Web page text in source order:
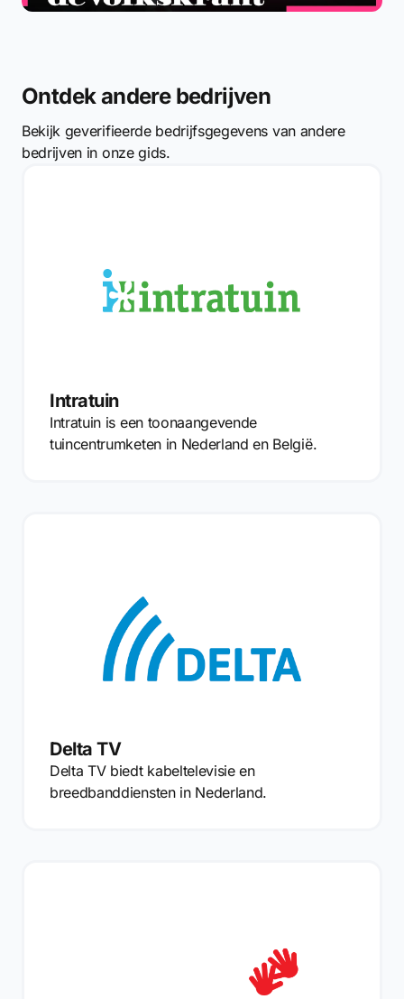
Ontdek andere bedrijven
Bekijk geverifieerde bedrijfsgegevens van andere
bedrijven in onze gids.
Intratuin
Intratuin is een toonaangevende
tuincentrumketen in Nederland en België.
Delta TV
Delta TV biedt kabeltelevisie en
breedbanddiensten in Nederland.